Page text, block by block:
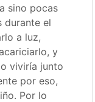
sino pocas
durante el
a luz,
y
viviría junto
por eso,
Por lo